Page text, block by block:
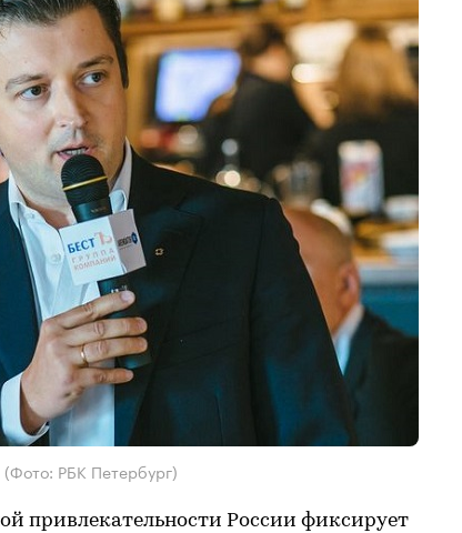
(Фото: РБК Петербург)
привлекательности России фиксирует